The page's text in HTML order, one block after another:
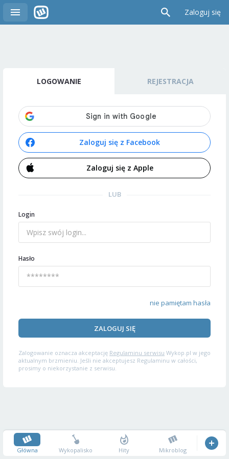
Zaloguj się
LOGOWANIE REJESTRACJA
Zaloguj się z Facebook
Zaloguj się z Apple
LUB
Login
Hasło
nie pamiętam hasła
ZALOGUJ SIĘ
Zalogowanie oznacza akceptację Regulaminu serwisu Wykop.pl w jego
aktualnym brzmieniu. Jeśli nie akceptujesz Regulaminu w całości,
prosimy o niekorzystanie z serwisu.
Główna Wykopalisko Hity Mikroblog